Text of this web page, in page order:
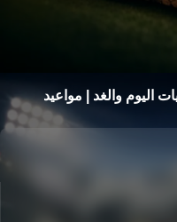
اليوم والغد | مواعيد